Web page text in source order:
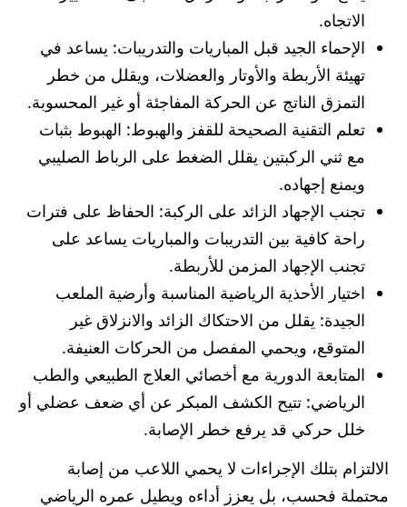
الاتجاه.
الإحماء الجيد قبل المباريات والتدريبات: يساعد في
تهيئة الأربطة والأوتار والعضلات، ويقلل من خطر
التمزق الناتج عن الحركة المفاجئة أو غير المحسوبة.
تعلم التقنية الصحيحة للقفز والهبوط: الهبوط بثبات
مع ثني الركبتين يقلل الضغط على الرباط الصليبي
ويمنع إجهاده.
تجنب الإجهاد الزائد على الركبة: الحفاظ على فترات
راحة كافية بين التدريبات والمباريات يساعد على
تجنب الإجهاد المزمن للأربطة.
اختيار الأحذية الرياضية المناسبة وأرضية الملعب
الجيدة: يقلل من الاحتكاك الزائد والانزلاق غير
المتوقع، ويحمي المفصل من الحركات العنيفة.
المتابعة الدورية مع أخصائي العلاج الطبيعي والطب
الرياضي: تتيح الكشف المبكر عن أي ضعف عضلي أو
خلل حركي قد يرفع خطر الإصابة.
الالتزام بتلك الإجراءات لا يحمي اللاعب من إصابة
محتملة فحسب، بل يعزز أداءه ويطيل عمره الرياضي